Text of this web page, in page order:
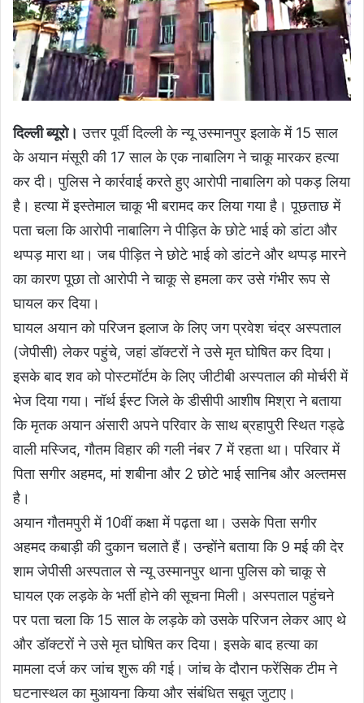
दिल्ली ब्यूरो। उत्तर पूर्वी दिल्ली के न्यू उस्मानपुर इलाके में 15 साल
के अयान मंसूरी की 17 साल के एक नाबालिग ने चाकू मारकर हत्या
कर दी। पुलिस ने कार्रवाई करते हुए आरोपी नाबालिग को पकड़ लिया
है। हत्या में इस्तेमाल चाकू भी बरामद कर लिया गया है। पूछताछ में
पता चला कि आरोपी नाबालिग ने पीड़ित के छोटे भाई को डांटा और
थप्पड़ मारा था। जब पीड़ित ने छोटे भाई को डांटने और थप्पड़ मारने
का कारण पूछा तो आरोपी ने चाकू से हमला कर उसे गंभीर रूप से
घायल कर दिया।
घायल अयान को परिजन इलाज के लिए जग प्रवेश चंद्र अस्पताल
(जेपीसी) लेकर पहुंचे, जहां डॉक्टरों ने उसे मृत घोषित कर दिया।
इसके बाद शव को पोस्टमॉर्टम के लिए जीटीबी अस्पताल की मोर्चरी में
भेज दिया गया। नॉर्थ ईस्ट जिले के डीसीपी आशीष मिश्रा ने बताया
कि मृतक अयान अंसारी अपने परिवार के साथ ब्रहापुरी स्थित गड्ढे
वाली मस्जिद, गौतम विहार की गली नंबर 7 में रहता था। परिवार में
पिता सगीर अहमद, मां शबीना और 2 छोटे भाई सानिब और अल्तमस
है।
अयान गौतमपुरी में 10वीं कक्षा में पढ़ता था। उसके पिता सगीर
अहमद कबाड़ी की दुकान चलाते हैं। उन्होंने बताया कि 9 मई की देर
शाम जेपीसी अस्पताल से न्यू उस्मानपुर थाना पुलिस को चाकू से
घायल एक लड़के के भर्ती होने की सूचना मिली। अस्पताल पहुंचने
पर पता चला कि 15 साल के लड़के को उसके परिजन लेकर आए थे
और डॉक्टरों ने उसे मृत घोषित कर दिया। इसके बाद हत्या का
मामला दर्ज कर जांच शुरू की गई। जांच के दौरान फरेंसिक टीम ने
घटनास्थल का मुआयना किया और संबंधित सबूत जुटाए।